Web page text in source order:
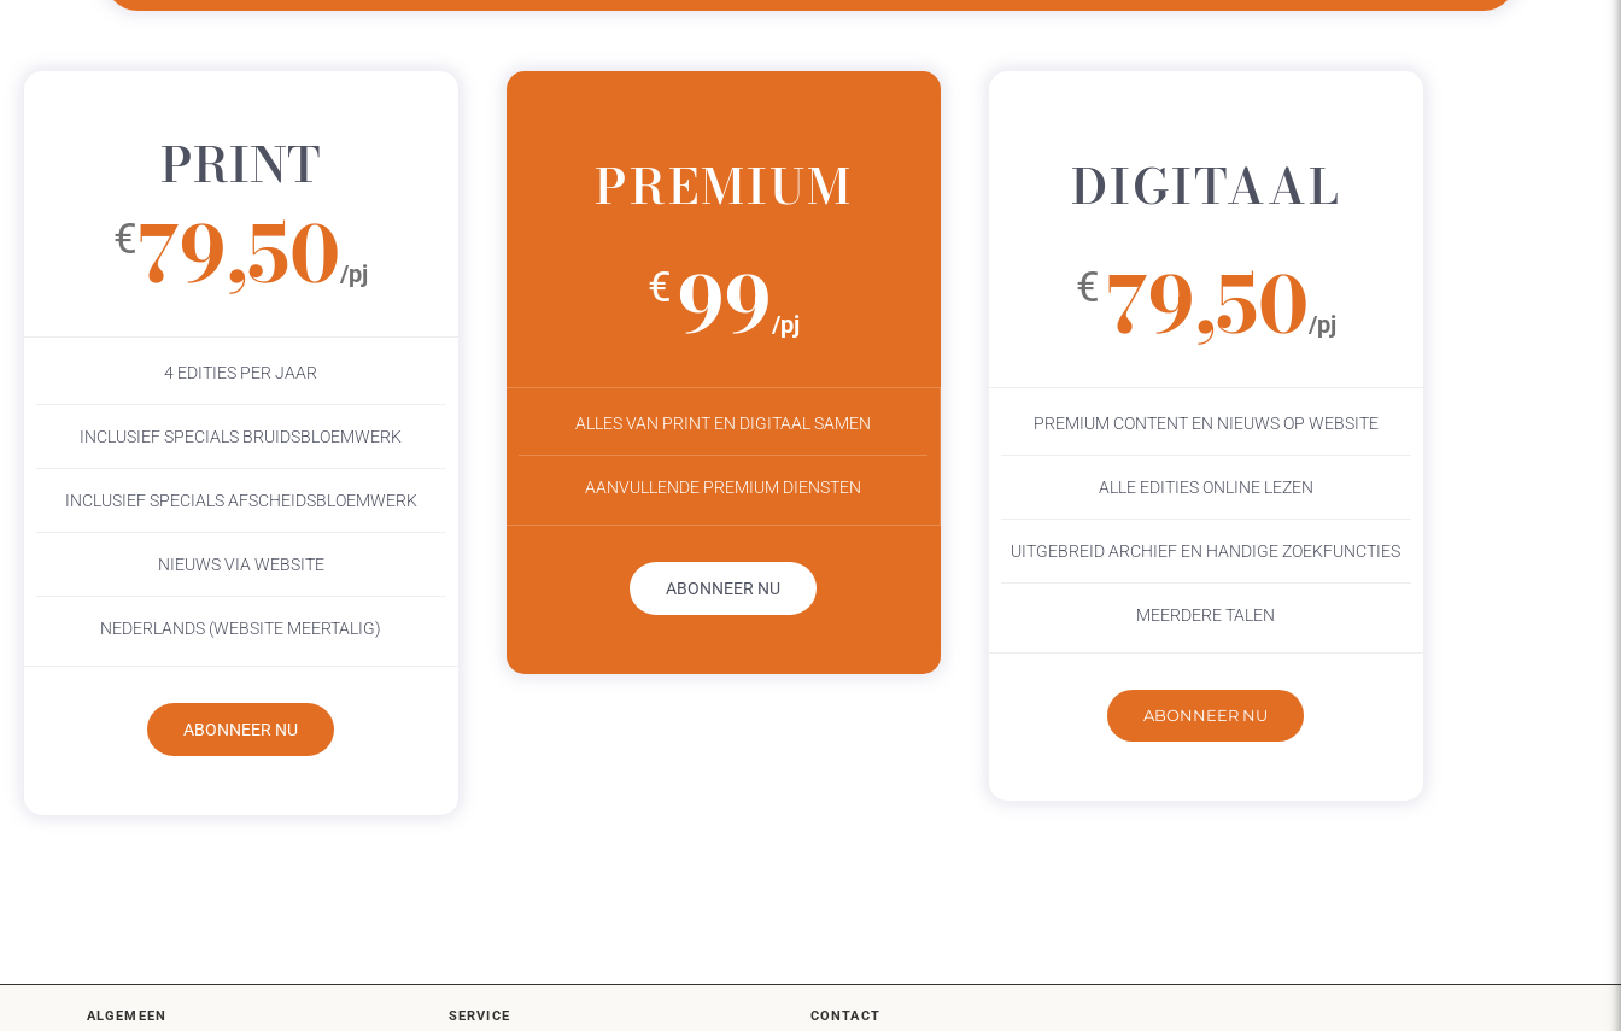
PRINT
€79,50/pj
4 EDITIES PER JAAR
INCLUSIEF SPECIALS BRUIDSBLOEMWERK
INCLUSIEF SPECIALS AFSCHEIDSBLOEMWERK
NIEUWS VIA WEBSITE
NEDERLANDS (WEBSITE MEERTALIG)
ABONNEER NU
PREMIUM
€ 99/pj
ALLES VAN PRINT EN DIGITAAL SAMEN
AANVULLENDE PREMIUM DIENSTEN
ABONNEER NU
DIGITAAL
€ 79,50/pj
PREMIUM CONTENT EN NIEUWS OP WEBSITE
ALLE EDITIES ONLINE LEZEN
UITGEBREID ARCHIEF EN HANDIGE ZOEKFUNCTIES
MEERDERE TALEN
ABONNEER NU
ALGEMEEN SERVICE CONTACT